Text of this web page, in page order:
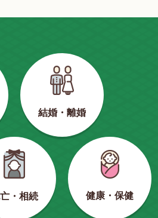
結婚・離婚
・相続 健康・保健